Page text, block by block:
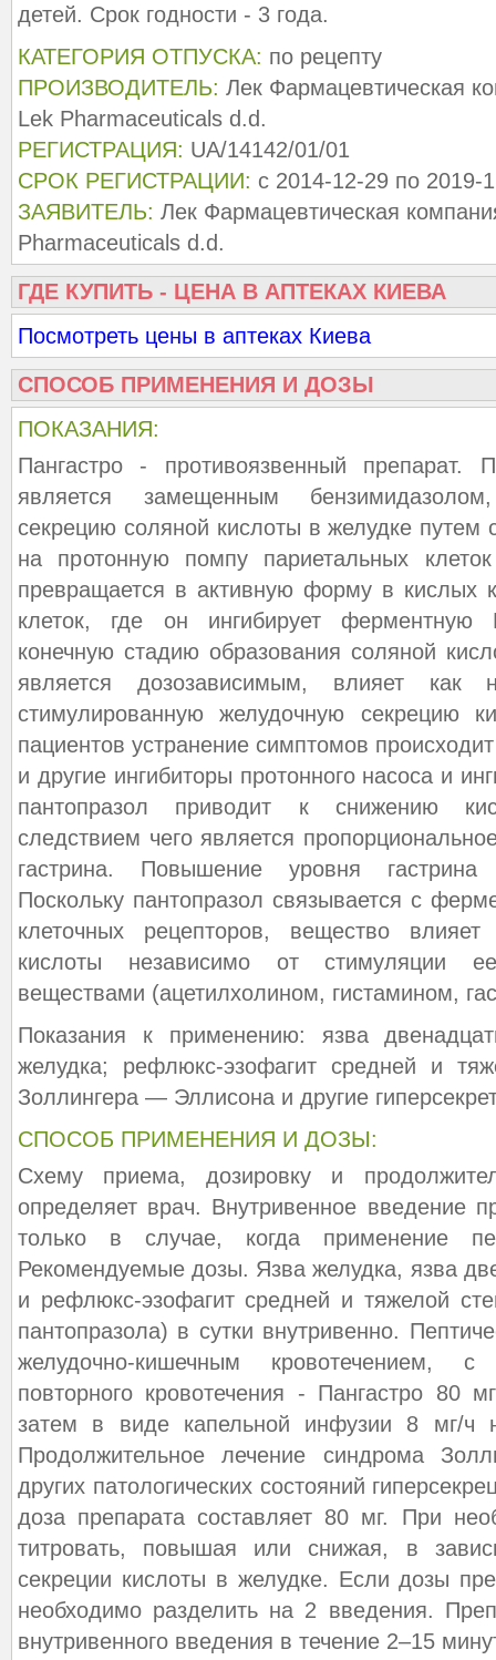
детей. Срок годности - 3 года.
КАТЕГОРИЯ ОТПУСКА: по рецепту
ПРОИЗВОДИТЕЛЬ: Лек Фармацевтическая
Lek Pharmaceuticals d.d.
РЕГИСТРАЦИЯ: UA/14142/01/01
СРОК РЕГИСТРАЦИИ: с 2014-12-29 по 2019-
ЗАЯВИТЕЛЬ: Лек Фармацевтическая
Pharmaceuticals d.d.
ГДЕ КУПИТЬ - ЦЕНА В АПТЕКАХ КИЕВА
Посмотреть цены в аптеках Киева
СПОСОБ ПРИМЕНЕНИЯ И ДОЗЫ
ПОКАЗАНИЯ:
Пангастро - противоязвенный препарат.
является замещенным
секрецию соляной кислоты в желудке путем
на протонную помпу париетальных
превращается в активную форму в кислых
клеток, где он ингибирует ферментную
конечную стадию образования соляной
является дозозависимым, влияет
стимулированную желудочную секрецию
пациентов устранение симптомов
и другие ингибиторы протонного насоса и
пантопразол приводит к снижению
следствием чего является
гастрина. Повышение уровня
Поскольку пантопразол связывается с
клеточных рецепторов, вещество
кислоты независимо от стимуляции
веществами (ацетилхолином, гистамином,
Показания к применению: язва
желудка; рефлюкс-эзофагит средней и
Золлингера — Эллисона и другие
СПОСОБ ПРИМЕНЕНИЯ И ДОЗЫ:
Схему приема, дозировку и
определяет врач. Внутривенное введение
только в случае, когда применение
Рекомендуемые дозы. Язва желудка, язва
и рефлюкс-эзофагит средней и тяжелой
пантопразола) в сутки внутривенно.
желудочно-кишечным кровотечением,
повторного кровотечения - Пангастро 80
затем в виде капельной инфузии 8 мг/ч
Продолжительное лечение синдрома
других патологических состояний
доза препарата составляет 80 мг. При
титровать, повышая или снижая, в
секреции кислоты в желудке. Если дозы
необходимо разделить на 2 введения.
внутривенного введения в течение 2–15